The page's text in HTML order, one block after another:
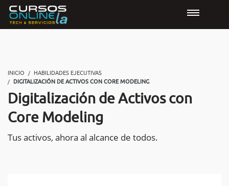
INICIO
HABILIDADES EJECUTIVAS
DIGITALIZACIÓN DE ACTIVOS CON CORE MODELING
Digitalización de Activos con
Core Modeling
Tus activos, ahora al alcance de todos.